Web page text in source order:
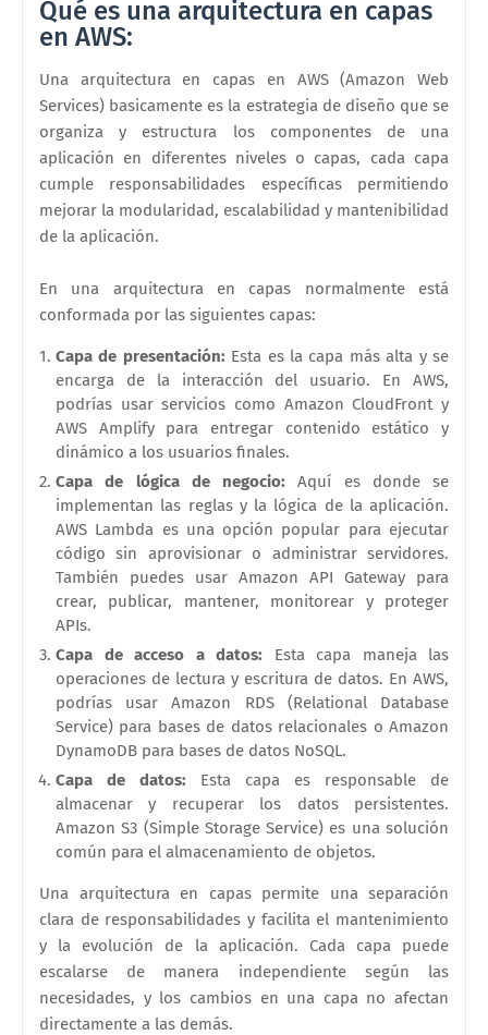
Qué es una arquitectura en capas
en AWS:
Una arquitectura en capas en AWS (Amazon Web
Services) basicamente es la estrategia de diseño que se
organiza y estructura los componentes de una
aplicación en diferentes niveles o capas, cada capa
cumple responsabilidades específicas permitiendo
mejorar la modularidad, escalabilidad y mantenibilidad
de la aplicación.
En una arquitectura en capas normalmente está
conformada por las siguientes capas:
Capa de presentación: Esta es la capa más alta y se
encarga de la interacción del usuario. En AWS,
podrías usar servicios como Amazon CloudFront y
AWS Amplify para entregar contenido estático y
dinámico a los usuarios finales.
Capa de lógica de negocio: Aquí es donde se
implementan las reglas y la lógica de la aplicación.
AWS Lambda es una opción popular para ejecutar
código sin aprovisionar o administrar servidores.
También puedes usar Amazon API Gateway para
crear, publicar, mantener, monitorear y proteger
APIs.
Capa de acceso a datos: Esta capa maneja las
operaciones de lectura y escritura de datos. En AWS,
podrías usar Amazon RDS (Relational Database
Service) para bases de datos relacionales o Amazon
DynamoDB para bases de datos NoSQL.
Capa de datos: Esta capa es responsable de
almacenar y recuperar los datos persistentes.
Amazon S3 (Simple Storage Service) es una solución
común para el almacenamiento de objetos.
Una arquitectura en capas permite una separación
clara de responsabilidades y facilita el mantenimiento
y la evolución de la aplicación. Cada capa puede
escalarse de manera independiente según las
necesidades, y los cambios en una capa no afectan
directamente a las demás.